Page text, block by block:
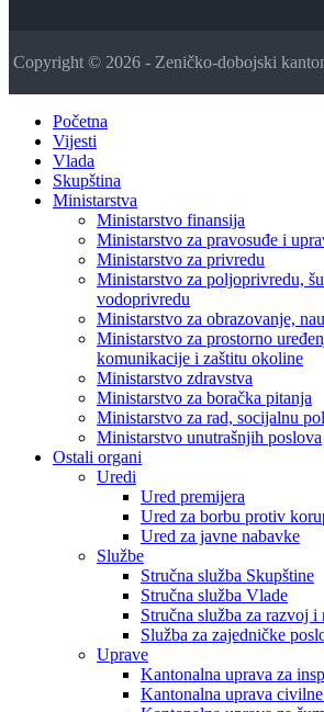
Copyright © 2026 - Zeničko-dobojski
Početna
Vijesti
Vlada
Skupština
Ministarstva
Ministarstvo finansija
Ministarstvo za pravosuđe i
Ministarstvo za privredu
Ministarstvo za poljoprivredu,
vodoprivredu
Ministarstvo za obrazovanje,
Ministarstvo za prostorno
komunikacije i zaštitu okoline
Ministarstvo zdravstva
Ministarstvo za boračka pitanja
Ministarstvo za rad, socijalnu
Ministarstvo unutrašnjih poslova
Ostali organi
Uredi
Ured premijera
Ured za borbu protiv
Ured za javne nabavke
Službe
Stručna služba Skupštine
Stručna služba Vlade
Stručna služba za razvoj
Služba za zajedničke
Uprave
Kantonalna uprava za
Kantonalna uprava